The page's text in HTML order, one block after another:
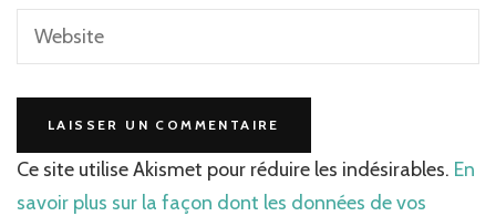
Ce site utilise Akismet pour réduire les indésirables. En
savoir plus sur la façon dont les données de vos